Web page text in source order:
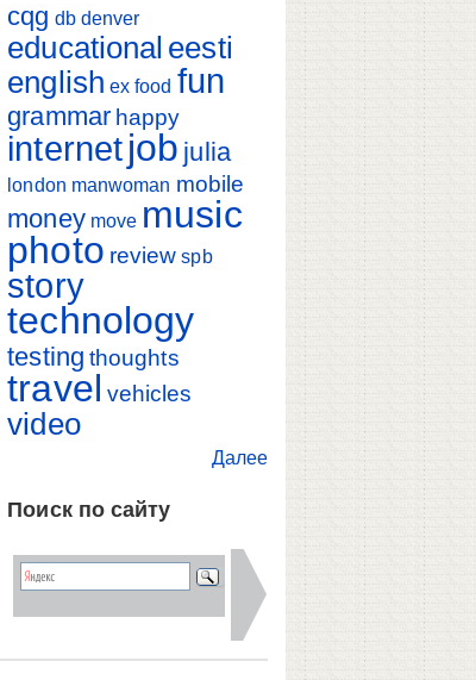
cqg db denver
educational eesti
english ex food fun
grammar happy
internetjob julia
london manwoman mobile
money move music
photo review spb
story
technology
testing thoughts
travel vehicles
video
Далее
Поиск по сайту